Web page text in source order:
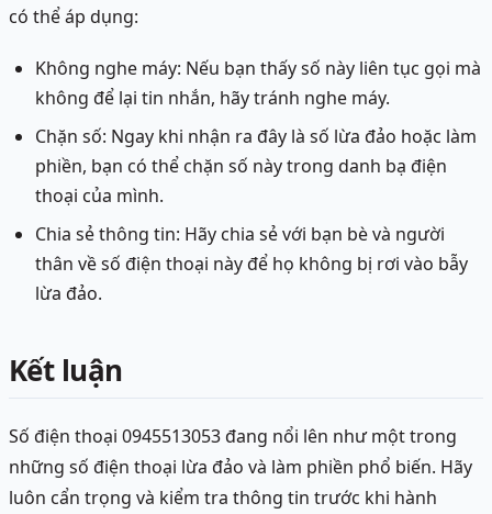
có thể áp dụng:
Không nghe máy: Nếu bạn thấy số này liên tục gọi mà
không để lại tin nhắn, hãy tránh nghe máy.
Chặn số: Ngay khi nhận ra đây là số lừa đảo hoặc làm
phiền, bạn có thể chặn số này trong danh bạ điện
thoại của mình.
Chia sẻ thông tin: Hãy chia sẻ với bạn bè và người
thân về số điện thoại này để họ không bị rơi vào bẫy
lừa đảo.
Kết luận
Số điện thoại 0945513053 đang nổi lên như một trong
những số điện thoại lừa đảo và làm phiền phổ biến. Hãy
luôn cẩn trọng và kiểm tra thông tin trước khi hành